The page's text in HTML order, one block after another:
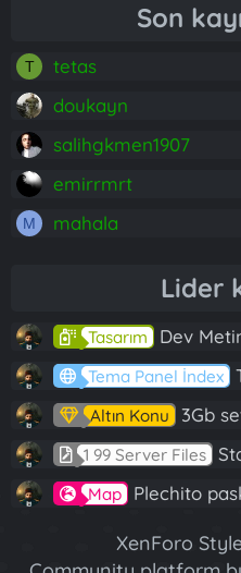
Son
T tetas
doukayn
salihgkmen1907
emirrmrt
M mahala
Lider
Tasarım Dev Metin2
Tema Panel İndex
Altın Konu 3Gb
1 99 Server Files
Map Plechito paskalya
XenForo